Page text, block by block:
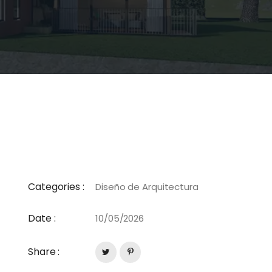
Categories : Diseño de Arquitectura
Date : 10/05/2026
Share :